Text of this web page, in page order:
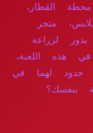
محطة القطار،
متجر
لزراعة
هذه اللعبة،
حدود لهما في
بنفسك؟